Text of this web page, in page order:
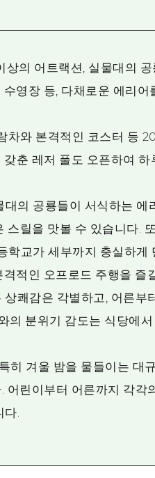
의 어트랙션, 실물대의 공
영장 등, 다채로운 에리어
차와 본격적인 코스터 등
춘 레저 풀도 오픈하여
대의 공룡들이 서식하는 에
릴을 맛볼 수 있습니다.
학교가 세부까지 충실하게
적인 오프로드 주행을 즐
쾌감은 각별하고, 어른부
의 분위기 감도는 식당에
히 겨울 밤을 물들이는 대
린이부터 어른까지 각각
.